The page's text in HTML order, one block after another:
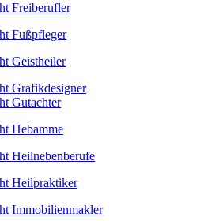
Freiberufler
Fußpfleger
Geistheiler
Grafikdesigner
Gutachter
Hebamme
Heilnebenberufe
Heilpraktiker
Immobilienmakler